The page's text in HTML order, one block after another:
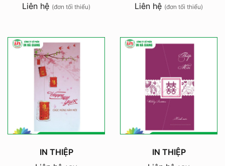
Liên hệ (đơn tối thiểu) Liên hệ (đơn tối thiểu)
IN THIỆP
IN THIỆP